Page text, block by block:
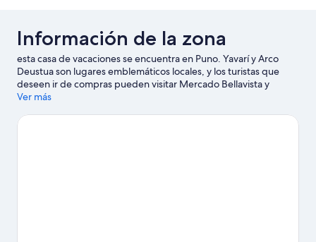
Información de la zona
esta casa de vacaciones se encuentra en Puno. Yavarí y Arco
Deustua son lugares emblemáticos locales, y los turistas que
deseen ir de compras pueden visitar Mercado Bellavista y
Mercado central de Puno. ¿Quieres asistir a un evento o partido
en Estadio Enrique Torres Belón o Estadio Yanamayo.
Ver más